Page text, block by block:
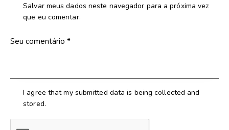
Salvar meus dados neste navegador para a próxima vez
que eu comentar.
I agree that my submitted data is being collected and
stored.